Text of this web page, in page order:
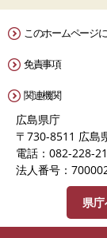
このホームページ
免責事項
関連機関
広島県庁
〒730-8511 広島
電話：082-228-
法人番号：
県